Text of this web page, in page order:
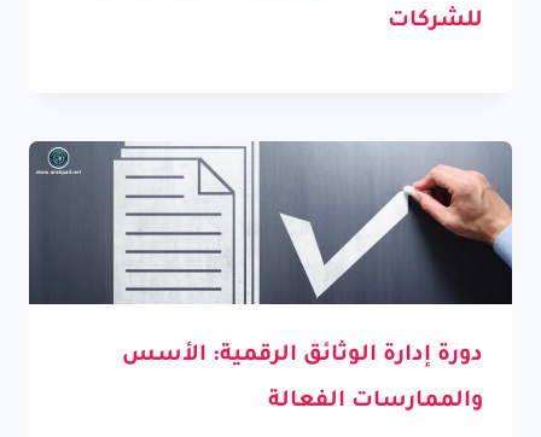
للشركات
دورة إدارة الوثائق الرقمية: الأسس
والممارسات الفعالة